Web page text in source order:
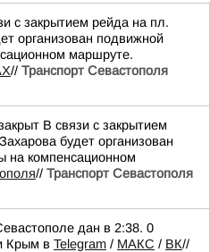
с закрытием рейда на пл.
организован подвижной
маршруте.
// Транспорт Севастополя
В связи с закрытием
будет организован
на компенсационном
// Транспорт Севастополя
дан в 2:38. 0
Крым в Telegram / МАКС / ВК//